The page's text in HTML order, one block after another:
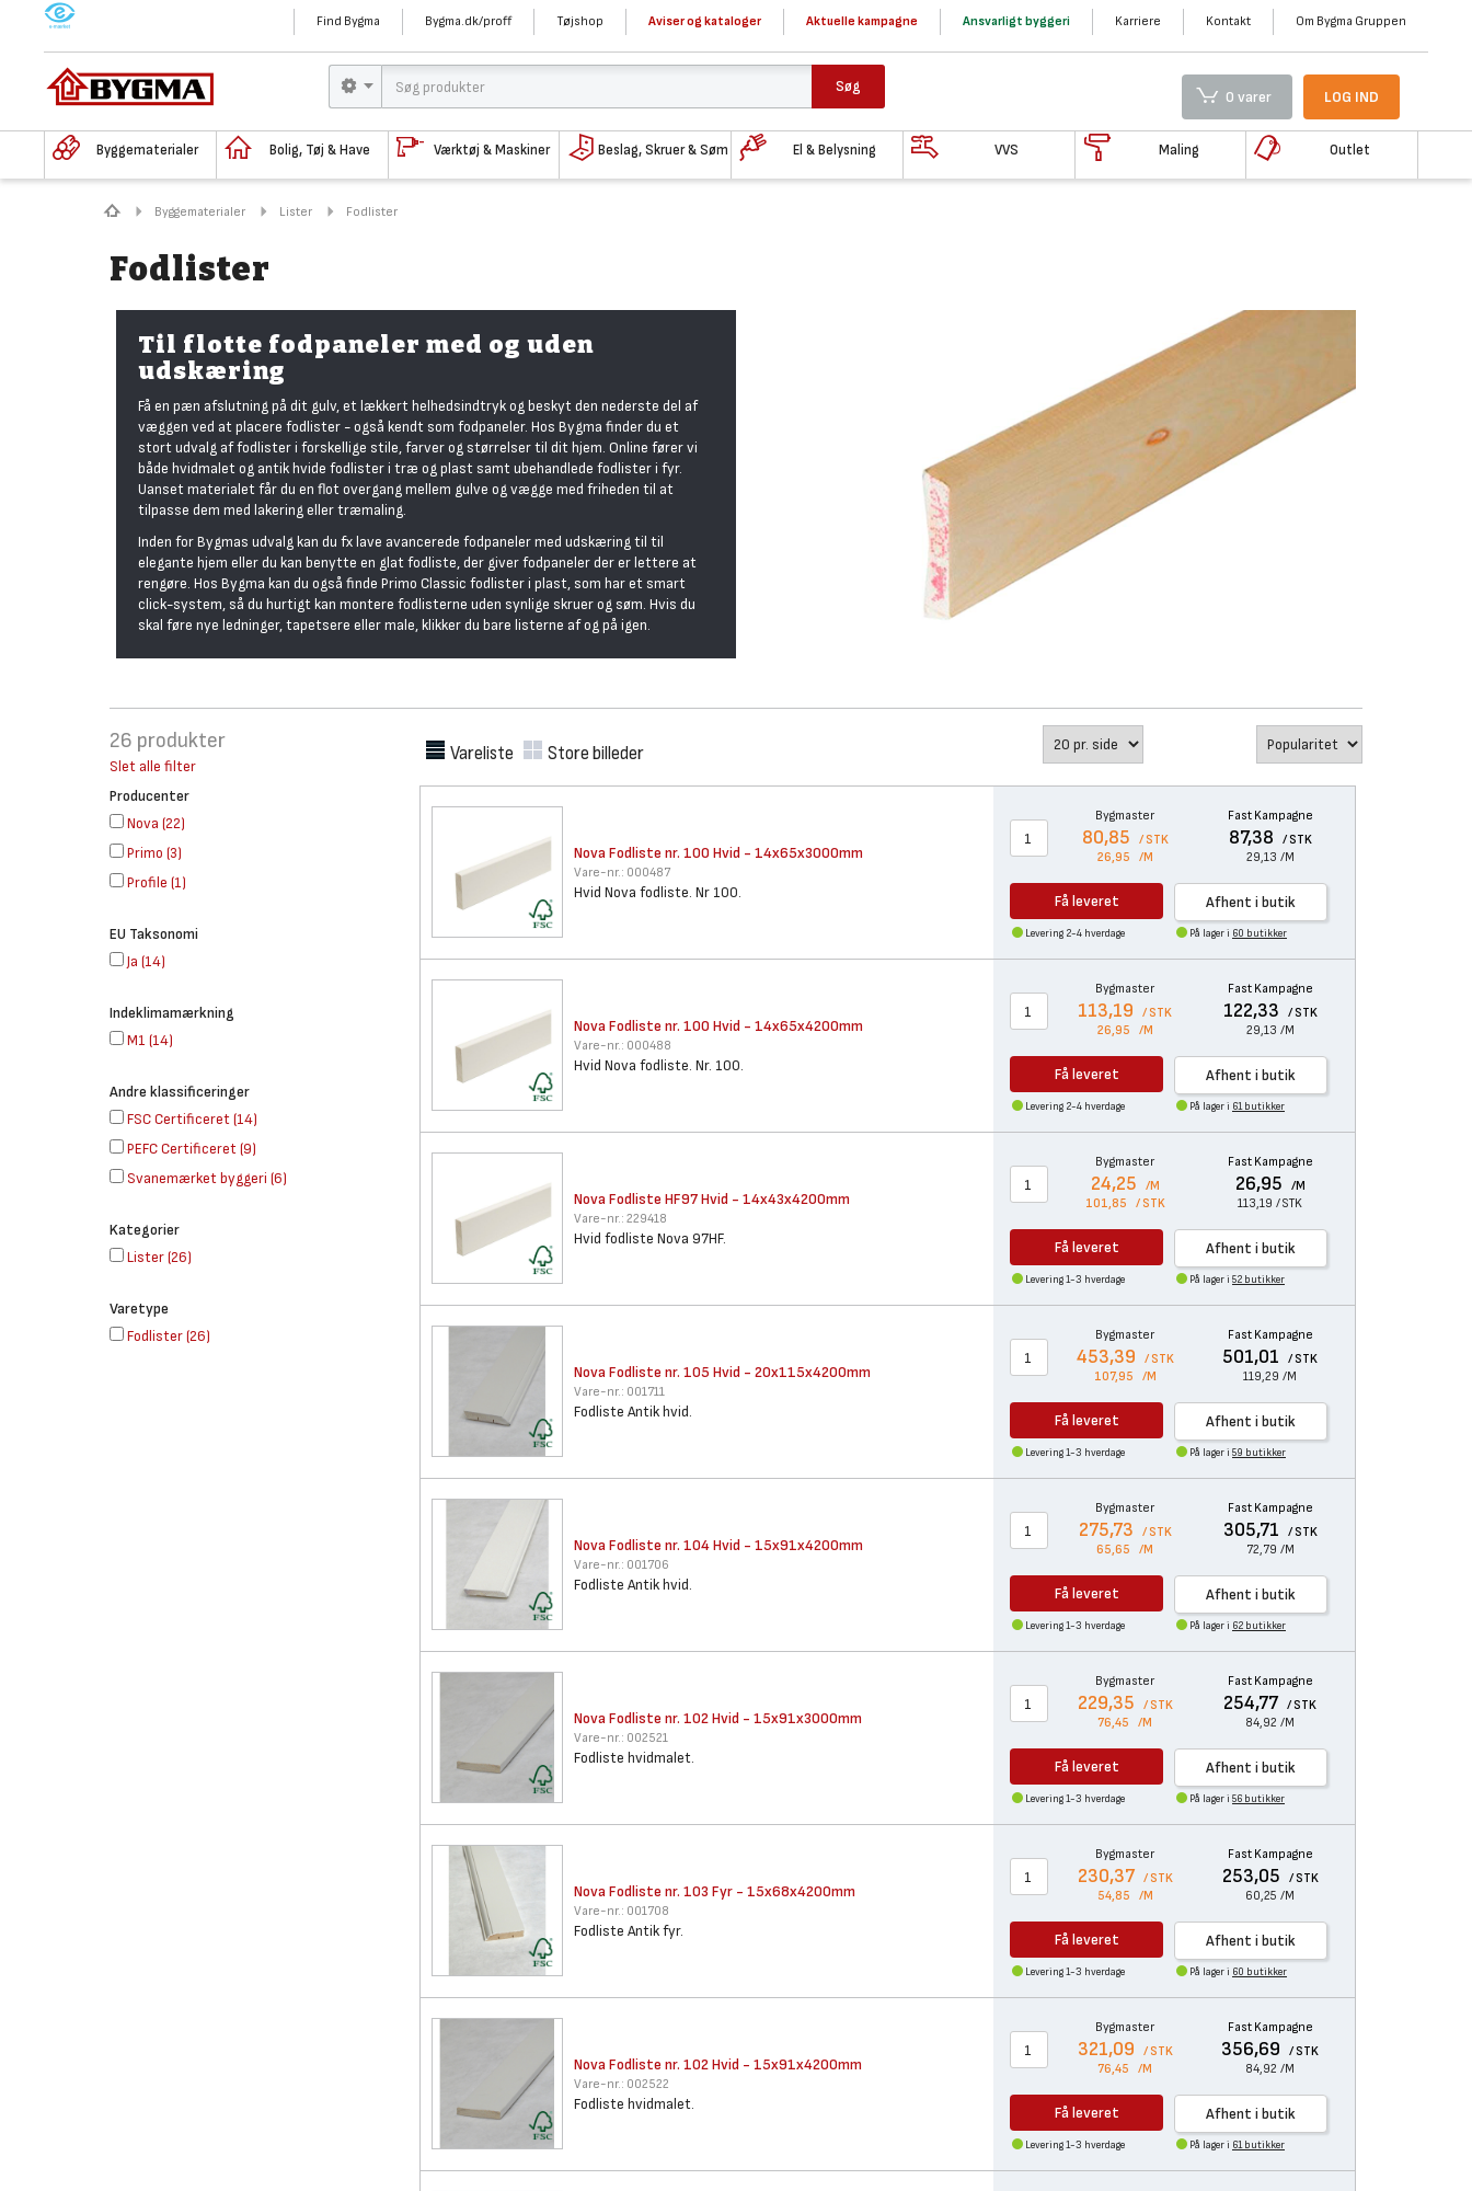
M Find Bygma Bygma.dk/proff Tøjshop Aviser og kataloger Aktuelle kampagne Ansvarligt byggeri Karriere Kontakt Om Bygma Gruppen
Søg
0 varer LOG IND
Byggematerialer Bolig, Tøj & Have Værktøj & Maskiner Beslag, Skruer & Søm El & Belysning VVS Maling Outlet
Byggematerialer Lister Fodlister
Fodlister
Til flotte fodpaneler med og uden
udskæring
Få en pæn afslutning på dit gulv, et lækkert helhedsindtryk og beskyt den nederste del af
væggen ved at placere fodlister - også kendt som fodpaneler. Hos Bygma finder du et
stort udvalg af fodlister i forskellige stile, farver og størrelser til dit hjem. Online fører vi
både hvidmalet og antik hvide fodlister i træ og plast samt ubehandlede fodlister i fyr.
Uanset materialet får du en flot overgang mellem gulve og vægge med friheden til at
tilpasse dem med lakering eller træmaling.
Inden for Bygmas udvalg kan du fx lave avancerede fodpaneler med udskæring til til
elegante hjem eller du kan benytte en glat fodliste, der giver fodpaneler der er lettere at
rengøre. Hos Bygma kan du også finde Primo Classic fodlister i plast, som har et smart
click-system, så du hurtigt kan montere fodlisterne uden synlige skruer og søm. Hvis du
skal føre nye ledninger, tapetsere eller male, klikker du bare listerne af og på igen.
26 produkter
Slet alle filter
Producenter
Nova (22)
Primo (3)
Profile (1)
EU Taksonomi
Ja (14)
Indeklimamærkning
M1 (14)
Andre klassificeringer
FSC Certificeret(14)
PEFC Certificeret(9)
Svanemærket byggeri (6)
Kategorier
Lister(26)
Varetype
Fodlister(26)
Vareliste Store billeder
Nova Fodliste nr. 100 Hvid - 14x65x3000mm
Vare-nr.: 000487
Hvid Nova fodliste. Nr 100.
Bygmaster
80,85 / STK
26,95 /M
Fast Kampagne
87,38 / STK
29,13 /M
Få leveret Afhent i butik
Levering 2-4 hverdage På lager i 60 butikker
Nova Fodliste nr. 100 Hvid - 14x65x4200mm
Vare-nr.: 000488
Hvid Nova fodliste. Nr. 100.
Bygmaster
113,19 / STK
26,95 /M
Fast Kampagne
122,33 / STK
29,13 /M
Få leveret Afhent i butik
Levering 2-4 hverdage På lager i 61 butikker
Nova Fodliste HF97 Hvid - 14x43x4200mm
Vare-nr.: 229418
Hvid fodliste Nova 97HF.
Bygmaster
24,25 /M
101,85 / STK
Fast Kampagne
26,95 /M
113,19 / STK
Få leveret Afhent i butik
Levering 1-3 hverdage På lager i 52 butikker
Nova Fodliste nr. 105 Hvid - 20x115x4200mm
Vare-nr.: 001711
Fodliste Antik hvid.
Bygmaster
453,39 / STK
107,95 /M
Fast Kampagne
501,01 / STK
119,29 /M
Få leveret Afhent i butik
Levering 1-3 hverdage På lager i 59 butikker
Nova Fodliste nr. 104 Hvid - 15x91x4200mm
Vare-nr.: 001706
Fodliste Antik hvid.
Bygmaster
275,73 / STK
65,65 /M
Fast Kampagne
305,71 / STK
72,79 /M
Få leveret Afhent i butik
Levering 1-3 hverdage På lager i 62 butikker
Nova Fodliste nr. 102 Hvid - 15x91x3000mm
Vare-nr.: 002521
Fodliste hvidmalet.
Bygmaster
229,35 / STK
76,45 /M
Fast Kampagne
254,77 / STK
84,92 /M
Få leveret Afhent i butik
Levering 1-3 hverdage På lager i 56 butikker
Nova Fodliste nr. 103 Fyr - 15x68x4200mm
Vare-nr.: 001708
Fodliste Antik fyr.
Bygmaster
230,37 / STK
54,85 /M
Fast Kampagne
253,05 / STK
60,25 /M
Få leveret Afhent i butik
Levering 1-3 hverdage På lager i 60 butikker
Nova Fodliste nr. 102 Hvid - 15x91x4200mm
Vare-nr.: 002522
Fodliste hvidmalet.
Bygmaster
321,09 / STK
76,45 /M
Fast Kampagne
356,69 / STK
84,92 /M
Få leveret Afhent i butik
Levering 1-3 hverdage På lager i 61 butikker